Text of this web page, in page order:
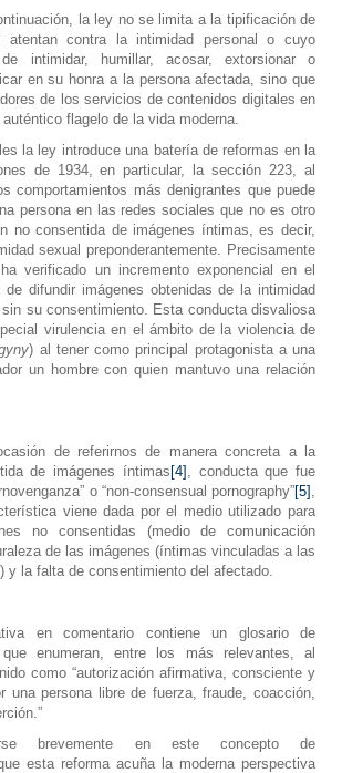
la ley no se limita a la tipificación de
atentan contra la intimidad personal o cuyo
intimidar, humillar, acosar, extorsionar o
en su honra a la persona afectada, sino que
de los servicios de contenidos digitales en
flagelo de la vida moderna.
la ley introduce una batería de reformas en la
de 1934, en particular, la sección 223, al
comportamientos más denigrantes que puede
persona en las redes sociales que no es otro
no consentida de imágenes íntimas, es decir,
sexual preponderantemente. Precisamente
verificado un incremento exponencial en el
difundir imágenes obtenidas de la intimidad
su consentimiento. Esta conducta disvaliosa
virulencia en el ámbito de la violencia de
) al tener como principal protagonista a una
un hombre con quien mantuvo una relación
de referirnos de manera concreta a la
de imágenes íntimas[4] , conducta que fue
o “non-consensual pornography”[5]
viene dada por el medio utilizado para
no consentidas (medio de comunicación
de las imágenes (íntimas vinculadas a las
y la falta de consentimiento del afectado.
en comentario contiene un glosario de
enumeran, entre los más relevantes, al
como “autorización afirmativa, consciente y
una persona libre de fuerza, fraude, coacción,
brevemente en este concepto de
esta reforma acuña la moderna perspectiva